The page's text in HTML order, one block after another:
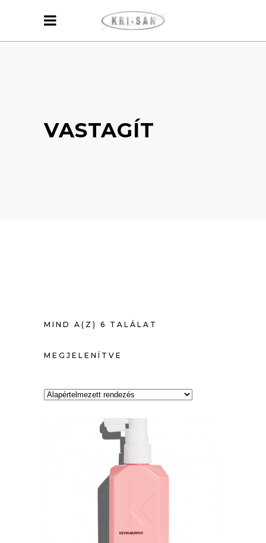
VASTAGÍT
MIND A(Z) 6 TALÁLAT
MEGJELENÍTVE